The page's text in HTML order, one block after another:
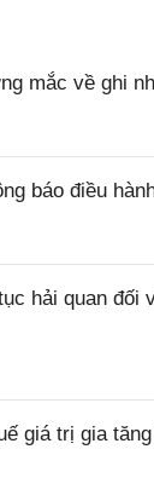
mắc về ghi
báo điều
hải quan đối
giá trị gia